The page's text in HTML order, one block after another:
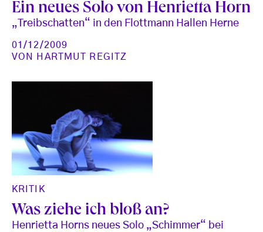
Ein neues Solo von Henrietta Horn
„Treibschatten“ in den Flottmann Hallen Herne
01/12/2009
VON
HARTMUT REGITZ
KRITIK
Was ziehe ich bloß an?
Henrietta Horns neues Solo „Schimmer“ bei